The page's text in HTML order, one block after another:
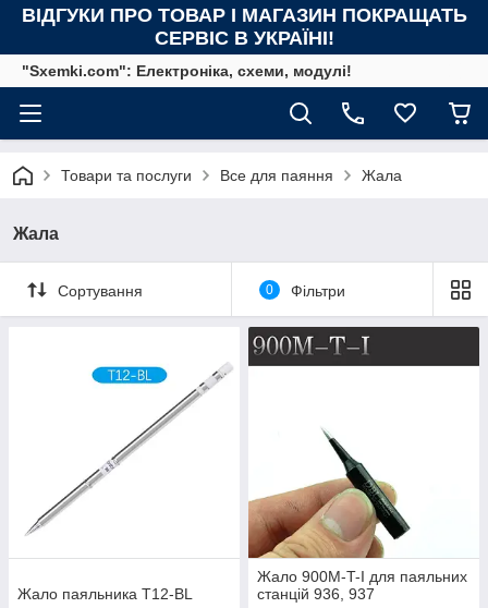
ВІДГУКИ ПРО ТОВАР І МАГАЗИН ПОКРАЩАТЬ
СЕРВІС В УКРАЇНІ!
"Sxemki.com": Електроніка, схеми, модулі!
Товари та послуги Все для паяння Жала
Жала
Сортування 0 Фільтри
Жало паяльника T12-BL
Жало 900M-T-I для паяльних
станцій 936, 937